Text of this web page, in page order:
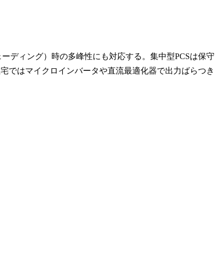
ディング）時の多峰性にも対応する。集中型PCSは保守
ではマイクロインバータや直流最適化器で出力ばらつき